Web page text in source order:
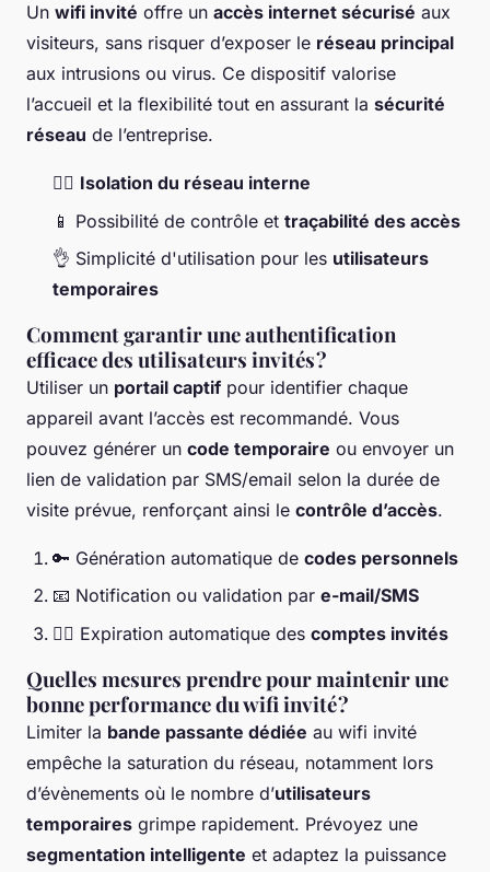
Un wifi invité offre un accès internet sécurisé aux
visiteurs, sans risquer d’exposer le réseau principal
aux intrusions ou virus. Ce dispositif valorise
l’accueil et la flexibilité tout en assurant la sécurité
réseau de l’entreprise.
🙅‍♀️ Isolation du réseau interne
📱 Possibilité de contrôle et traçabilité des accès
👌 Simplicité d'utilisation pour les utilisateurs
temporaires
Comment garantir une authentification
efficace des utilisateurs invités ?
Utiliser un portail captifpour identifier chaque
appareil avant l’accès est recommandé. Vous
pouvez générer un code temporaire ou envoyer un
lien de validation par SMS/email selon la durée de
visite prévue, renforçant ainsi le contrôle d’accès.
🔑 Génération automatique de codes personnels
📧 Notification ou validation par e-mail/SMS
👮‍♂️ Expiration automatique des comptes invités
Quelles mesures prendre pour maintenir une
bonne performance du wifi invité ?
Limiter la bande passante dédiée au wifi invité
empêche la saturation du réseau, notamment lors
d’évènements où le nombre d’utilisateurs
temporaires grimpe rapidement. Prévoyez une
segmentation intelligente et adaptez la puissance